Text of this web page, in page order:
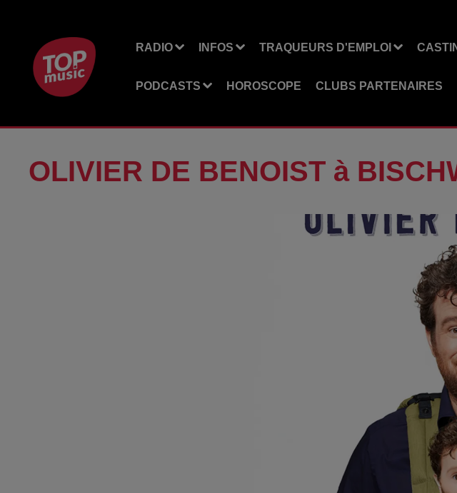
RADIO INFOS TRAQUEURS D'EMPLOI
PODCASTS HOROSCOPE CLUBS PARTENAIRES
OLIVIER DE BENOIST à